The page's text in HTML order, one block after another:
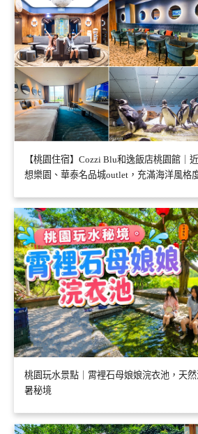
【桃園住宿】Cozzi Blu和逸飯店桃園館｜
想樂園、華泰名品城outlet，充滿海洋風格
桃園玩水景點｜霄裡石母娘娘浣衣池，天
暑秘境